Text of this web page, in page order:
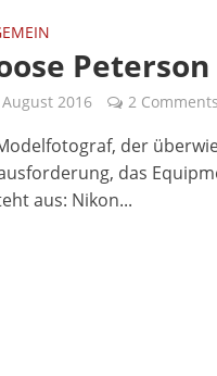
2016 2 Comments
der
das
aus: Nikon...